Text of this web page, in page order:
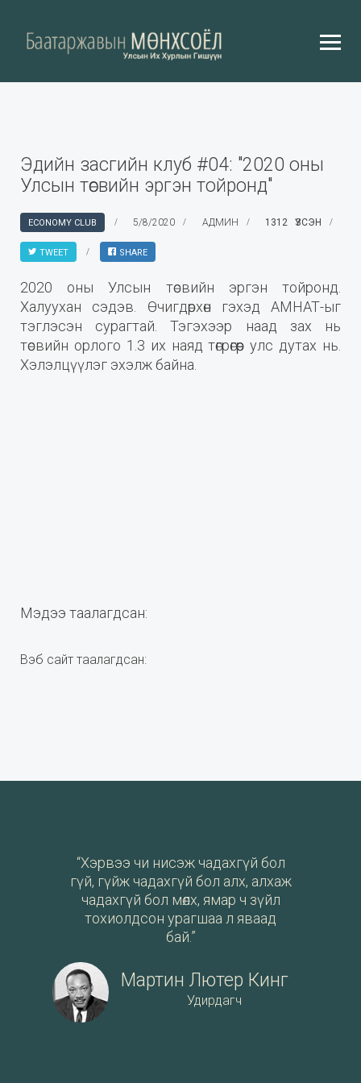
Эдийн засгийн клуб #04: "2020 оны
Улсын төсвийн эргэн тойронд"
ECONOMY CLUB 5/8/2020 АДМИН 1312 ҮЗСЭН
TWEET SHARE
2020 оны Улсын төсвийн эргэн тойронд.
Халуухан сэдэв. Өчигдөрхөн гэхэд АМНАТ-ыг
тэглэсэн сурагтай. Тэгэхээр наад зах нь
төсвийн орлого 1.3 их наяд төгрөгөөр улс дутах нь.
Хэлэлцүүлэг эхэлж байна.
Мэдээ таалагдсан:
Вэб сайт таалагдсан:
“Хэрвээ чи нисэж чадахгүй бол
гүй, гүйж чадахгүй бол алх, алхаж
чадахгүй бол мөлх, ямар ч зүйл
тохиолдсон урагшаа л яваад
бай.”
Мартин Лютер Кинг
Удирдагч